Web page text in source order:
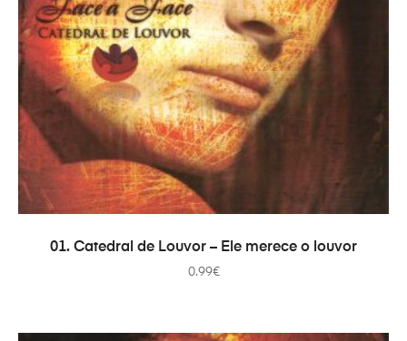
AÑADIR AL CARRITO
01. Catedral de Louvor – Ele merece o louvor
0.99€